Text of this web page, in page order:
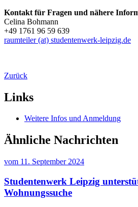
Kontakt für Fragen und nähere
Celina Bohmann
+49 1761 96 59 639
raumteiler (at) studentenwerk-leipzig.de
Zurück
Links
Weitere Infos und Anmeldung
Ähnliche Nachrichten
vom 11. September 2024
Studentenwerk Leipzig
Wohnungssuche